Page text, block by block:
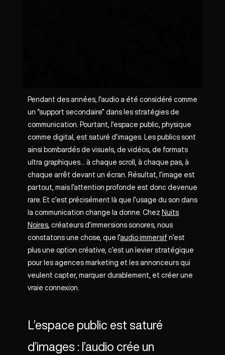
Pendant des années, l’audio a été considéré comme
un “support secondaire” dans les stratégies de
communication. Pourtant, l’espace public, physique
comme digital, est saturé d’images. Les publics sont
ainsi bombardés de visuels, de vidéos, de formats
ultra graphiques… à chaque scroll, à chaque pas, à
chaque arrêt devant un écran. Résultat, l’image est
partout, mais l’attention profonde est donc devenue
rare. Et c’est précisément là que l’usage du son dans
la communication change la donne. Chez Nuits
Noires, créateurs d’immersions sonores, nous
constatons une chose, que l’audio immersif n’est
plus une option créative, c’est un levier stratégique
pour les agences marketing et les annonceurs qui
veulent capter, marquer durablement, et créer une
vraie connexion.
L’espace public est saturé
d’images : l’audio crée un